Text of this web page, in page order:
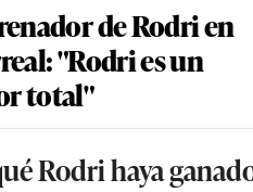
de Rodri en
"Rodri es un
total"
Rodri haya